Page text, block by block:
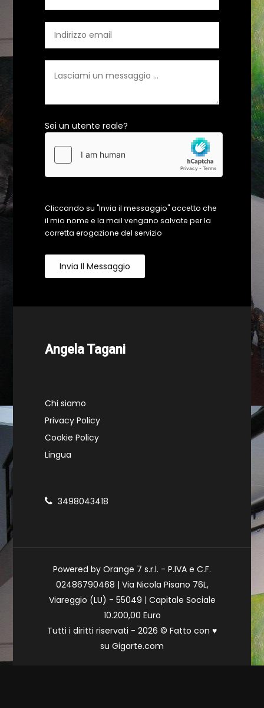
Sei un utente reale?
Cliccando su "Invia il messaggio" accetto che
il mio nome e la mail vengano salvate per la
corretta erogazione del servizio
Invia Il Messaggio
Angela Tagani
Chi siamo
Privacy Policy
Cookie Policy
Lingua
3498043418
Powered by Orange 7 s.r.l. - P.IVA e C.F.
02486790468 | Via Nicola Pisano 76L,
Viareggio (LU) - 55049 | Capitale Sociale
10.200,00 Euro
Tutti i diritti riservati - 2026 © Fatto con ♥
su Gigarte.com